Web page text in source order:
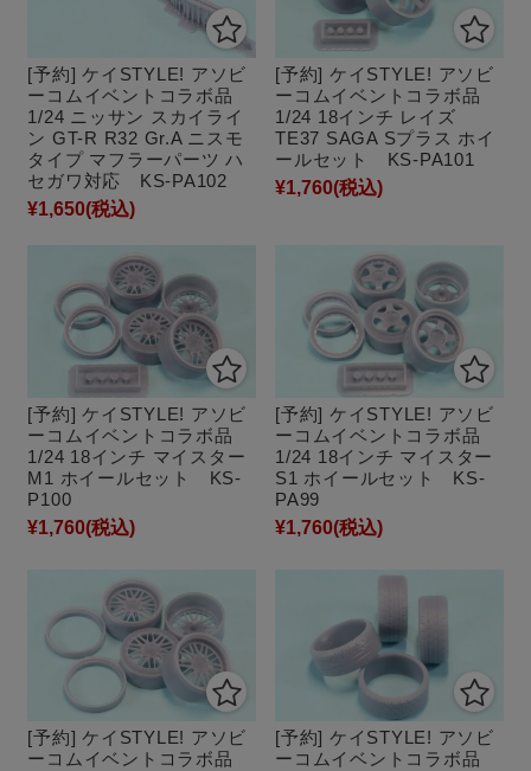
[予約] ケイSTYLE! アソビ
ーコムイベントコラボ品
1/24 ニッサン スカイライ
ン GT-R R32 Gr.A ニスモ
タイプ マフラーパーツ ハ
セガワ対応 KS-PA102
¥1,650(税込)
[予約] ケイSTYLE! アソビ
ーコムイベントコラボ品
1/24 18インチ レイズ
TE37 SAGA Sプラス ホイ
ールセット KS-PA101
¥1,760(税込)
[予約] ケイSTYLE! アソビ
ーコムイベントコラボ品
1/24 18インチ マイスター
M1 ホイールセット KS-
P100
¥1,760(税込)
[予約] ケイSTYLE! アソビ
ーコムイベントコラボ品
1/24 18インチ マイスター
S1 ホイールセット KS-
PA99
¥1,760(税込)
[予約] ケイSTYLE! アソビ
ーコムイベントコラボ品
[予約] ケイSTYLE! アソビ
ーコムイベントコラボ品